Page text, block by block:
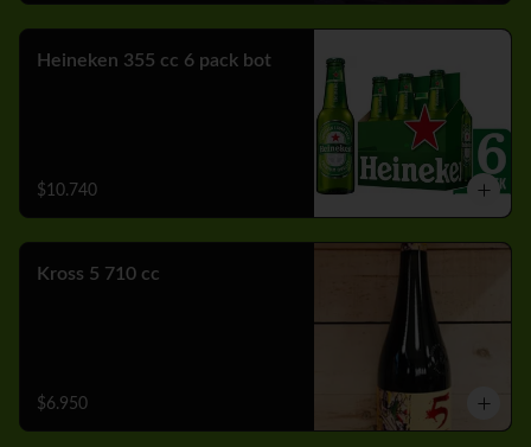
Heineken 355 cc 6 pack bot
$10.740
Kross 5 710 cc
$6.950